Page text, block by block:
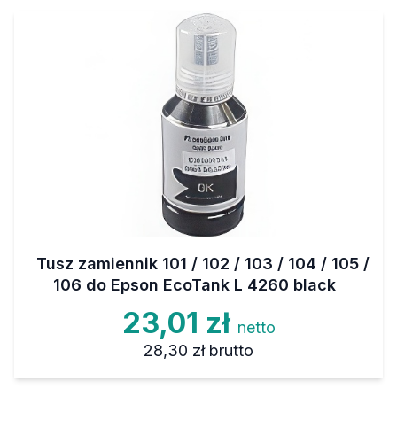
Tusz zamiennik 101 / 102 / 103 / 104 / 105 /
106 do Epson EcoTank L 4260 black
23,01 zł netto
28,30 zł brutto